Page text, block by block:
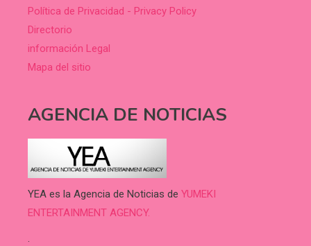
Política de Privacidad - Privacy Policy
Directorio
información Legal
Mapa del sitio
AGENCIA DE NOTICIAS
YEA es la Agencia de Noticias de YUMEKI
ENTERTAINMENT AGENCY.
.